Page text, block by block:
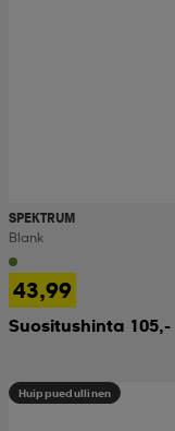
SPEKTRUM
Blank
43,99
Suositushinta 105,-
Huippuedullinen